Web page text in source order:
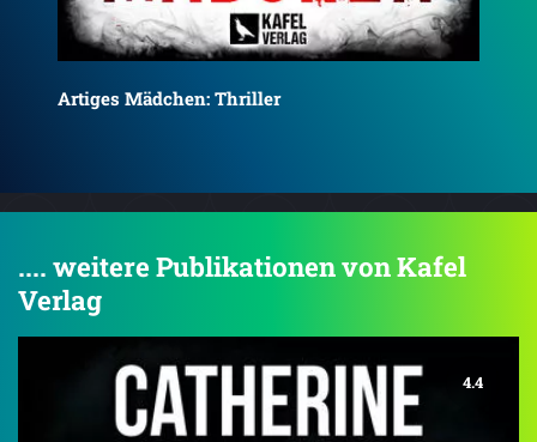
.... weitere Publikationen von Kafel
Verlag
4.4